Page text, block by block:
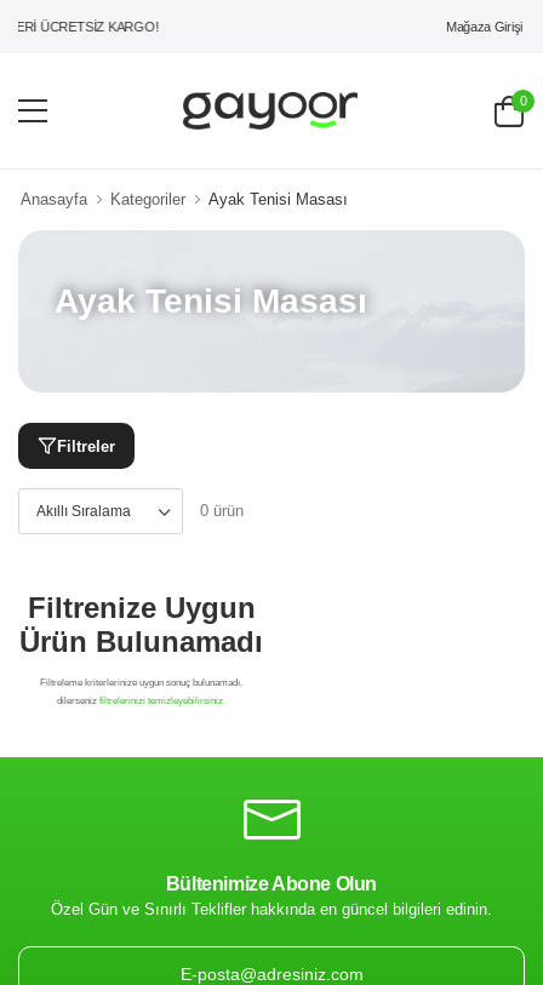
ÜCRETSİZ KARGO! Mağaza Girişi
0
Anasayfa Kategoriler Ayak Tenisi Masası
Ayak Tenisi Masası
Filtreler
0 ürün
Bültenimize Abone Olun
Özel Gün ve Sınırlı Teklifler hakkında en güncel bilgileri edinin.